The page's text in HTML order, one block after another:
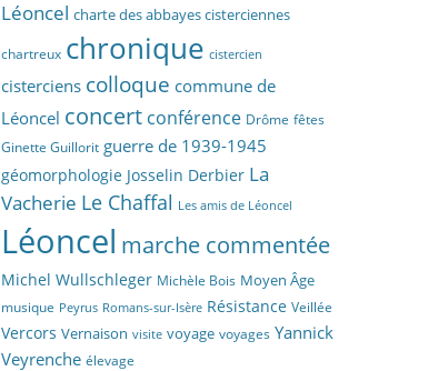
Léoncel charte des abbayes cisterciennes
chartreux chronique cistercien
cisterciens colloque commune de
Léoncel concert conférence Drôme fêtes
Ginette Guillorit guerre de 1939-1945
géomorphologie Josselin Derbier La
Vacherie Le Chaffal Les amis de Léoncel
Léoncel marche commentée
Michel Wullschleger Michèle Bois Moyen Âge
musique Peyrus Romans-sur-Isère Résistance Veillée
Vercors Vernaison visite voyage voyages Yannick
Veyrenche élevage